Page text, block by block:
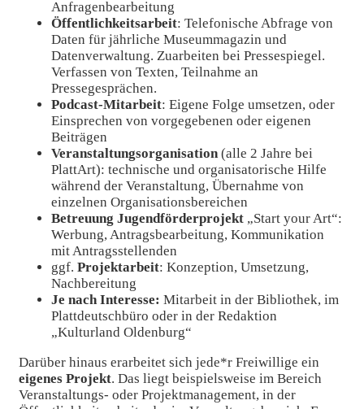
Anfragenbearbeitung
Öffentlichkeitsarbeit: Telefonische Abfrage von
Daten für jährliche Museummagazin und
Datenverwaltung. Zuarbeiten bei Pressespiegel.
Verfassen von Texten, Teilnahme an
Pressegesprächen.
Podcast-Mitarbeit: Eigene Folge umsetzen, oder
Einsprechen von vorgegebenen oder eigenen
Beiträgen
Veranstaltungsorganisation(alle 2 Jahre bei
PlattArt): technische und organisatorische Hilfe
während der Veranstaltung, Übernahme von
einzelnen Organisationsbereichen
Betreuung Jugendförderprojekt „Start your Art“:
Werbung, Antragsbearbeitung, Kommunikation
mit Antragsstellenden
ggf. Projektarbeit: Konzeption, Umsetzung,
Nachbereitung
Je nach Interesse: Mitarbeit in der Bibliothek, im
Plattdeutschbüro oder in der Redaktion
„Kulturland Oldenburg“
Darüber hinaus erarbeitet sich jede*r Freiwillige ein
eigenes Projekt. Das liegt beispielsweise im Bereich
Veranstaltungs- oder Projektmanagement, in der